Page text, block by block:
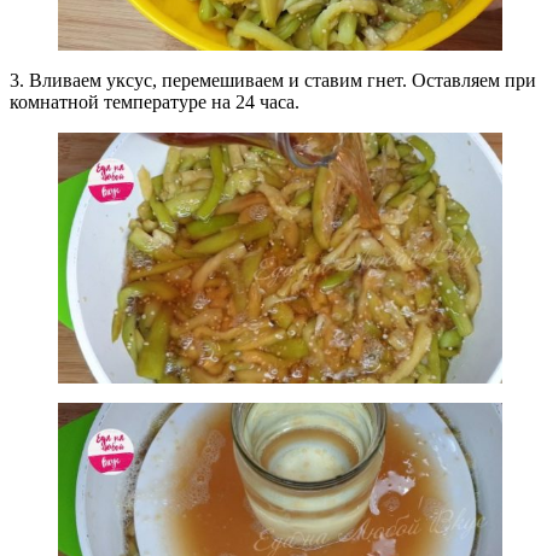
3. Вливаем уксус, перемешиваем и ставим гнет. Оставляем при
комнатной температуре на 24 часа.